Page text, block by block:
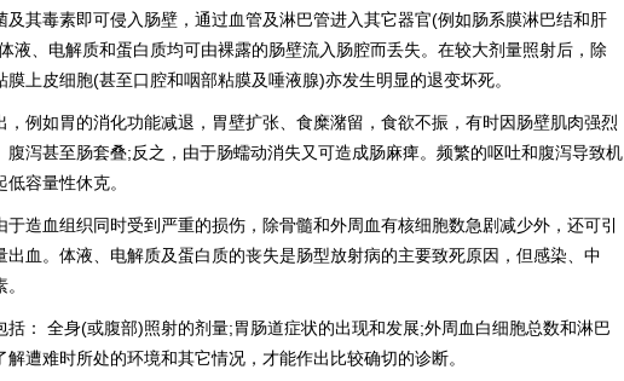
及其毒素即可侵入肠壁，通过血管及淋巴管进入其它器官(例如肠系膜淋巴结和肝
液、电解质和蛋白质均可由裸露的肠壁流入肠腔而丢失。在较大剂量照射后，除
上皮细胞(甚至口腔和咽部粘膜及唾液腺)亦发生明显的退变坏死。
，例如胃的消化功能减退，胃壁扩张、食糜潴留，食欲不振，有时因肠壁肌肉强烈
腹泻甚至肠套叠;反之，由于肠蠕动消失又可造成肠麻痺。频繁的呕吐和腹泻导致机
容量性休克。
造血组织同时受到严重的损伤，除骨髓和外周血有核细胞数急剧减少外，还可引
出血。体液、电解质及蛋白质的丧失是肠型放射病的主要致死原因，但感染、中
括： 全身(或腹部)照射的剂量;胃肠道症状的出现和发展;外周血白细胞总数和淋巴
遭难时所处的环境和其它情况，才能作出比较确切的诊断。